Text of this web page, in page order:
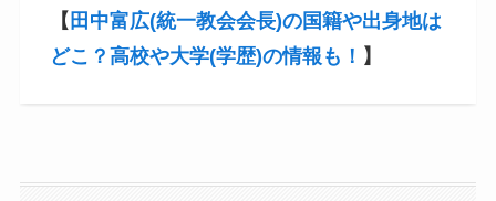
【 田中富広(統一教会会長)の国籍や出身地は
どこ？高校や大学(学歴)の情報も！ 】